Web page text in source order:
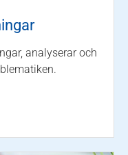
analyserar och